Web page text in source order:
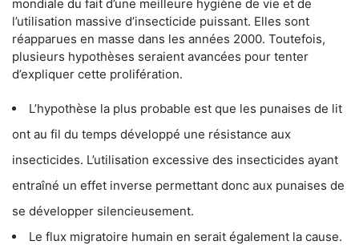
mondiale du fait d’une meilleure hygiène de vie et de
l’utilisation massive d’insecticide puissant. Elles sont
réapparues en masse dans les années 2000. Toutefois,
plusieurs hypothèses seraient avancées pour tenter
d’expliquer cette prolifération.
L’hypothèse la plus probable est que les punaises de lit
ont au fil du temps développé une résistance aux
insecticides. L’utilisation excessive des insecticides ayant
entraîné un effet inverse permettant donc aux punaises de
se développer silencieusement.
Le flux migratoire humain en serait également la cause.